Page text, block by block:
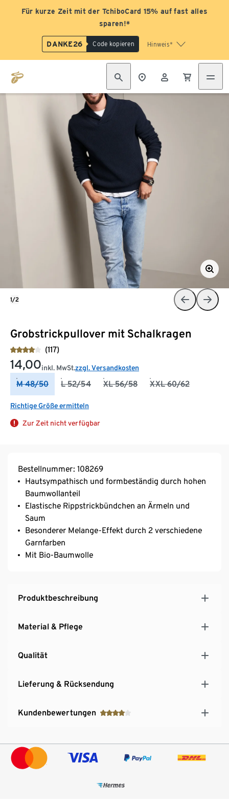
Für kurze Zeit mit der TchiboCard 15% auf fast alles
sparen!*
DANKE26 Code kopieren Hinweis*
Grobstrickpullover mit Schalkragen
(117)
14,00inkl. MwSt.zzgl. Versandkosten
M 48/50 L 52/54 XL 56/58 XXL 60/62
Richtige Größe ermitteln
Zur Zeit nicht verfügbar
1/2
Bestellnummer: 108269
Hautsympathisch und formbeständig durch hohen
Baumwollanteil
Elastische Rippstrickbündchen an Ärmeln und
Saum
Besonderer Melange-Effekt durch 2 verschiedene
Garnfarben
Mit Bio-Baumwolle
Produktbeschreibung
Material & Pflege
Qualität
Lieferung & Rücksendung
Kundenbewertungen